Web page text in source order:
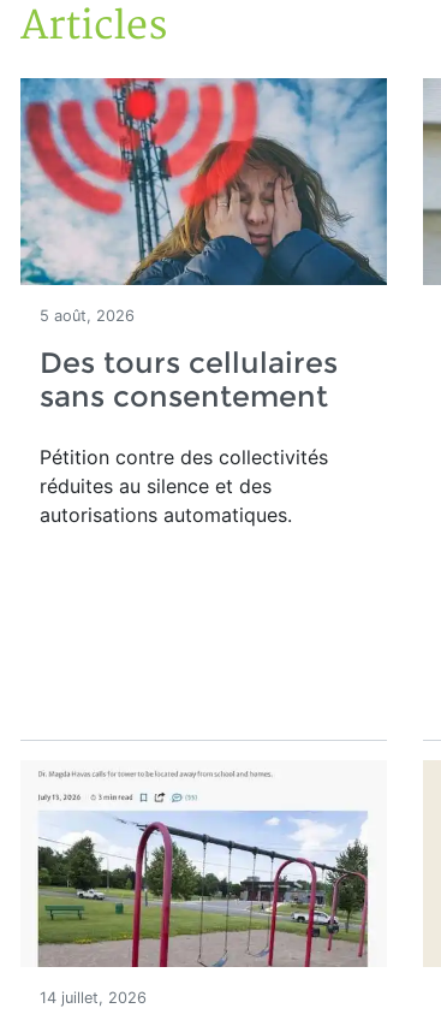
Accueil
Articles
Articles
5 août, 2026
Des tours cellulaires
sans consentement
Pétition contre des collectivités
réduites au silence et des
autorisations automatiques.
14 juillet, 2026